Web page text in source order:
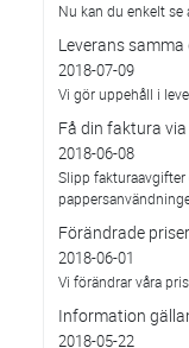
Nu kan du enkelt
Leverans
2018-07-09
Vi gör uppehåll i
Få din faktura
2018-06-08
Slipp
Förändrade
2018-06-01
Vi förändrar våra
Information
2018-05-22